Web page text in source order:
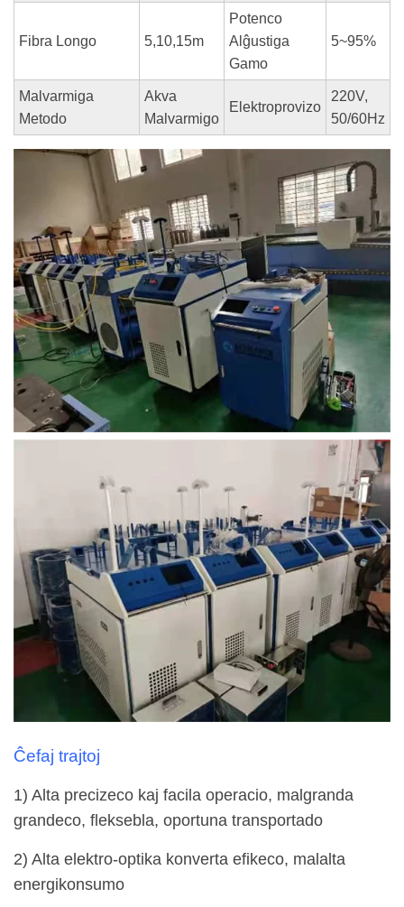
Fibra Longo 5,10,15m
Potenco
Alĝustiga
Gamo
5~95%
Malvarmiga
Metodo
Akva
Malvarmigo
Elektroprovizo
220V,
50/60Hz
Ĉefaj trajtoj
1) Alta precizeco kaj facila operacio, malgranda
grandeco, fleksebla, oportuna transportado
2) Alta elektro-optika konverta efikeco, malalta
energikonsumo